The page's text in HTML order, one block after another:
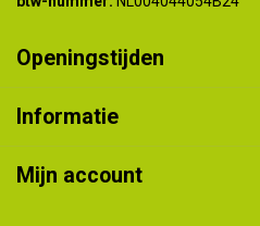
Openingstijden
Informatie
Mijn account